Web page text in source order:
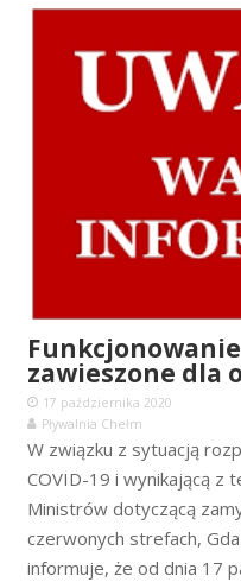
Funkcjonowanie
zawieszone dla
17 października 2020
Pływalnia Chełm
W związku z sytuacją
COVID-19 i wynikającą z
Ministrów dotyczącą
czerwonych strefach,
informuje, że od dnia 17